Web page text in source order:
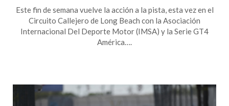
Este fin de semana vuelve la acción a la pista, esta vez en el
Circuito Callejero de Long Beach con la Asociación
Internacional Del Deporte Motor (IMSA) y la Serie GT4
América….